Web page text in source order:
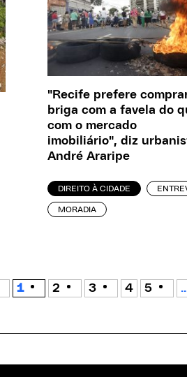
"Recife prefere
briga com a favela do
com o mercado
imobiliário", diz
André Araripe
DIREITO À CIDADE
MORADIA
1 2 3 4 5